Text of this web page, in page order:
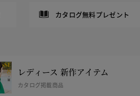
カタログ無料プレゼント
レディース 新作アイテム
カタログ掲載商品